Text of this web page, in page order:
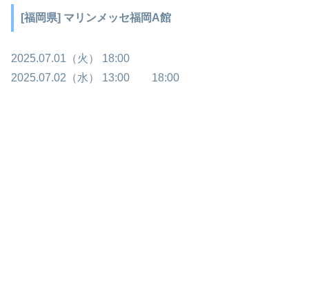
[福岡県] マリンメッセ福岡A館
2025.07.01（火） 18:00
2025.07.02（水） 13:00 18:00